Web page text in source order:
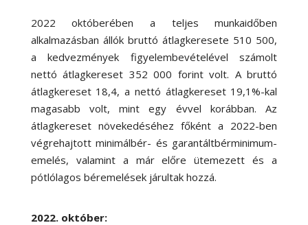
2022 októberében a teljes munkaidőben
alkalmazásban állók bruttó átlagkeresete 510 500,
a kedvezmények figyelembevételével számolt
nettó átlagkereset 352 000 forint volt. A bruttó
átlagkereset 18,4, a nettó átlagkereset 19,1%-kal
magasabb volt, mint egy évvel korábban. Az
átlagkereset növekedéséhez főként a 2022-ben
végrehajtott minimálbér- és garantáltbérminimum-
emelés, valamint a már előre ütemezett és a
pótlólagos béremelések járultak hozzá.
2022. október: